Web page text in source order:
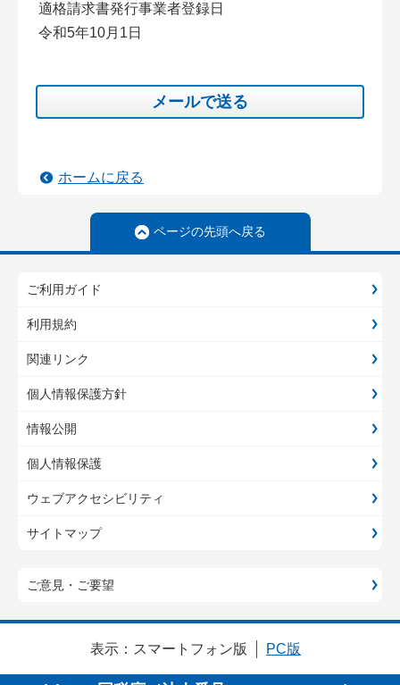
適格請求書発行事業者登録日
令和5年10月1日
メールで送る
ホームに戻る
ページの先頭へ戻る
ご利用ガイド
利用規約
関連リンク
個人情報保護方針
情報公開
個人情報保護
ウェブアクセシビリティ
サイトマップ
ご意見・ご要望
表示： スマートフォン版 PC版